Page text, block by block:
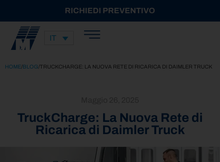
RICHIEDI PREVENTIVO
IT
HOME/BLOG/ TRUCKCHARGE: LA NUOVA RETE DI RICARICA DI DAIMLER TRUCK
TruckCharge: La Nuova Rete di
Ricarica di Daimler Truck